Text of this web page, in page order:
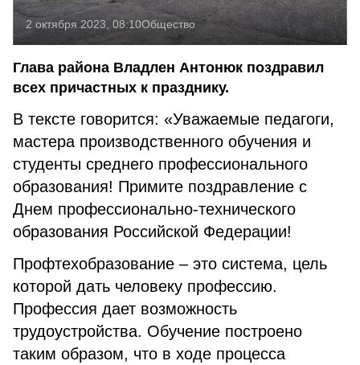
2 октября 2023, 08:10Общество
Глава района Владлен Антонюк поздравил
всех причастных к празднику.
В тексте говорится: «Уважаемые педагоги,
мастера производственного обучения и
студенты среднего профессионального
образования! Примите поздравление с
Днем профессионально-технического
образования Российской Федерации!
Профтехобразование – это система, цель
которой дать человеку профессию.
Профессия дает возможность
трудоустройства. Обучение построено
таким образом, что в ходе процесса